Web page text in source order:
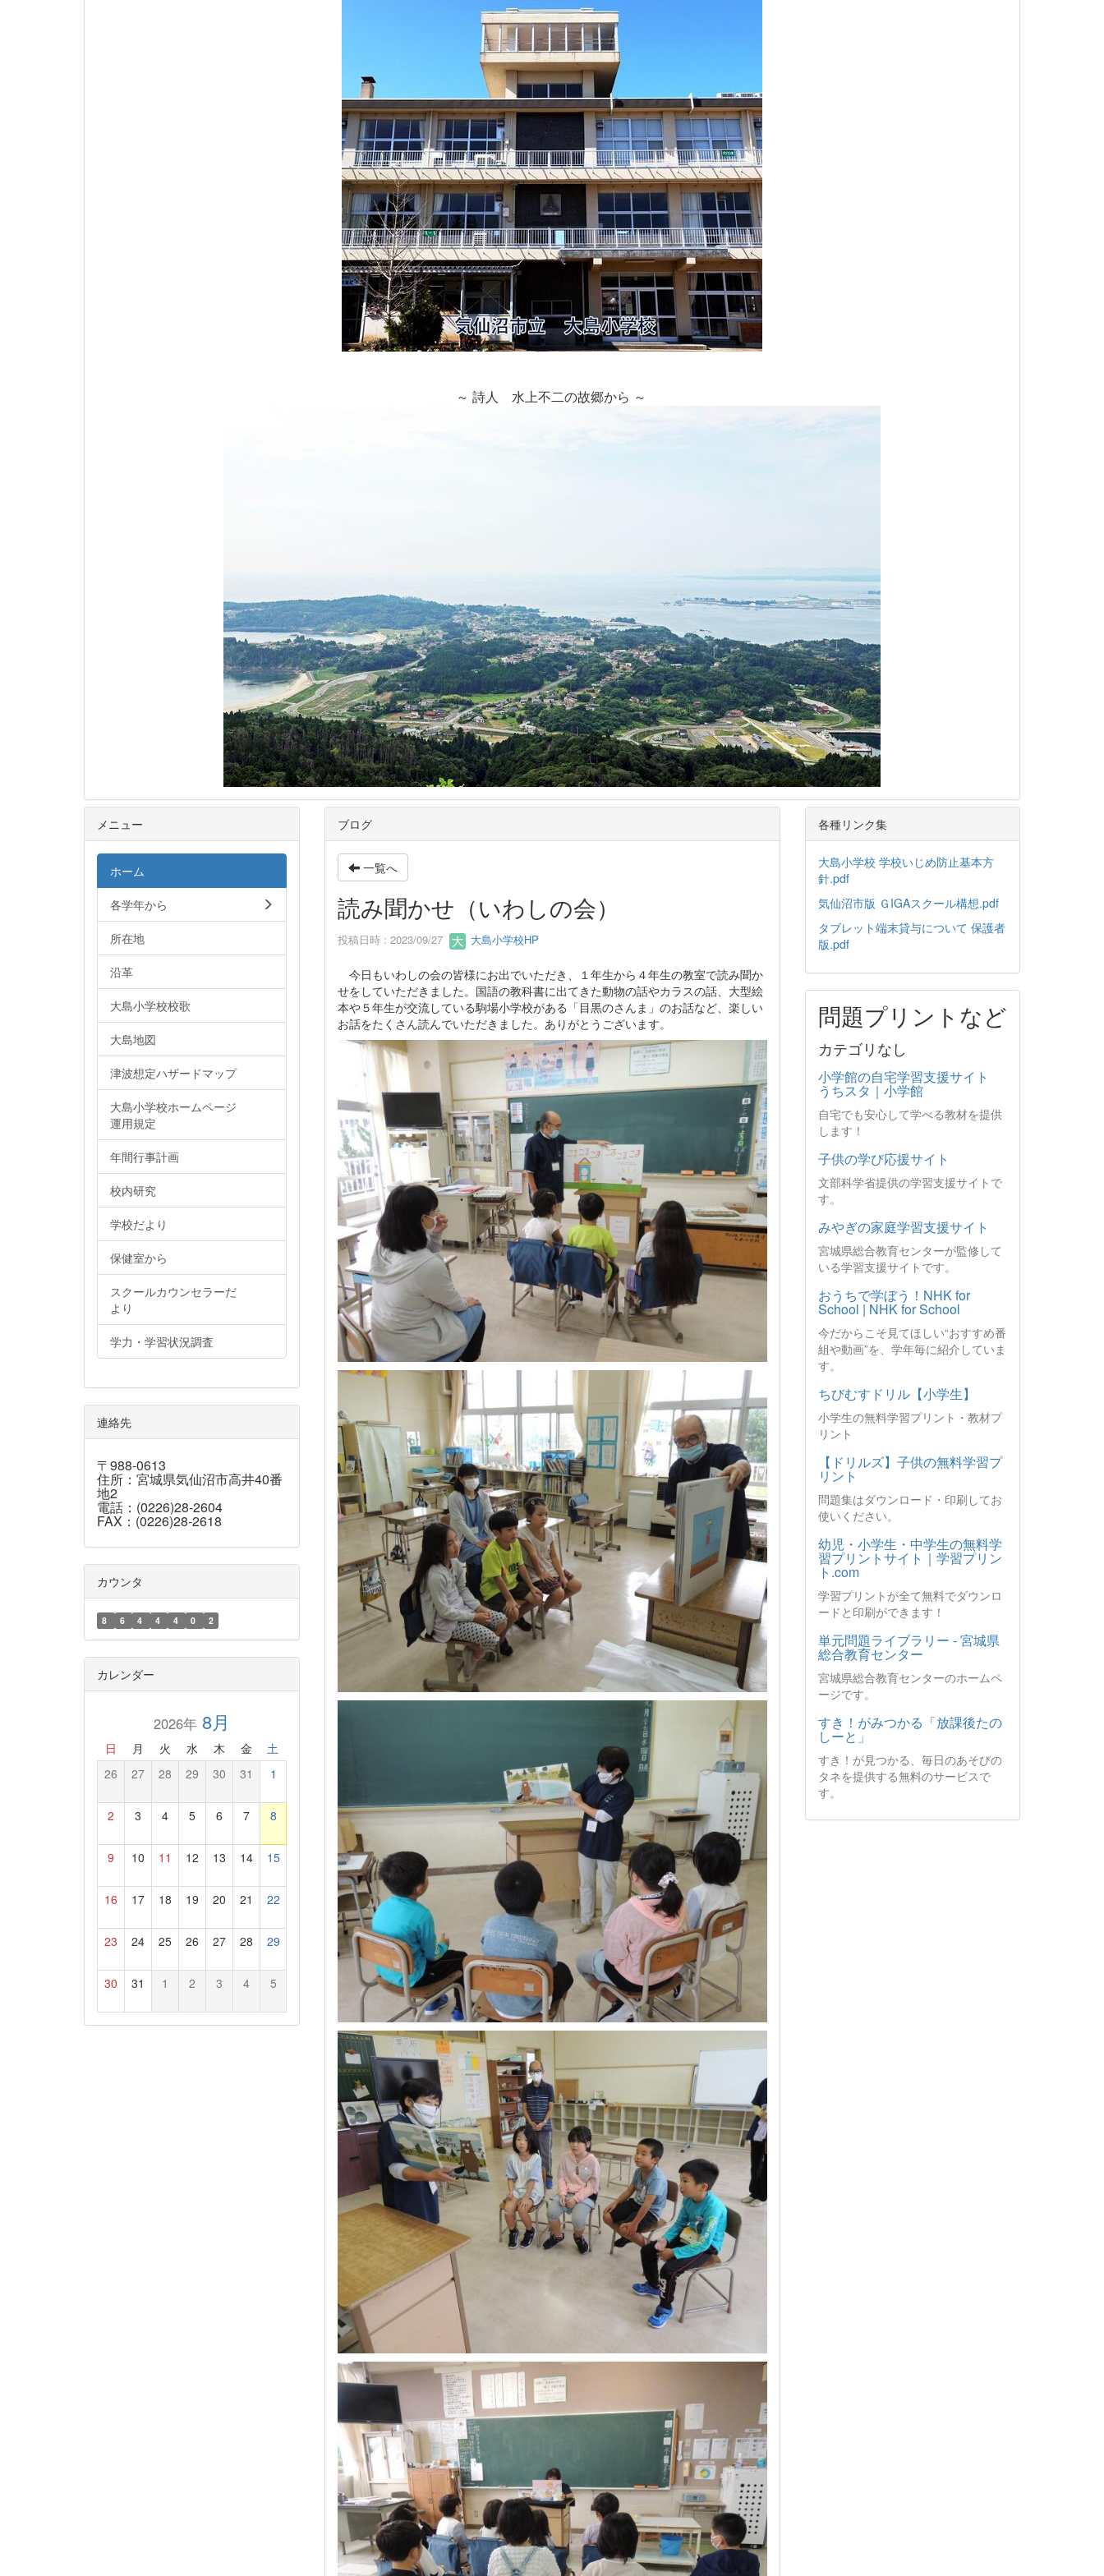
～ 詩人 水上不二の故郷から ～
ブログ
一覧へ
読み聞かせ（いわしの会）
投稿日時 : 2023/09/27 大島小学校HP
今日もいわしの会の皆様にお出でいただき、１年生から４年生の教室で読み聞か
せをしていただきました。国語の教科書に出てきた動物の話やカラスの話、大型絵
本や５年生が交流している駒場小学校がある「目黒のさんま」のお話など、楽しい
お話をたくさん読んでいただきました。ありがとうございます。
メニュー
ホーム
各学年から
所在地
沿革
大島小学校校歌
大島地図
津波想定ハザードマップ
大島小学校ホームページ
運用規定
年間行事計画
校内研究
学校だより
保健室から
スクールカウンセラーだ
より
学力・学習状況調査
連絡先
〒988-0613
住所：宮城県気仙沼市高井40番
地2
電話：(0226)28-2604
FAX：(0226)28-2618
カウンタ
8 6 4 4 4 0 2
カレンダー
2026年8月
日 月 火 水 木 金 土
26 27 28 29 30 31 1
2 3 4 5 6 7 8
9 10 11 12 13 14 15
16 17 18 19 20 21 22
23 24 25 26 27 28 29
30 31 1 2 3 4 5
各種リンク集
大島小学校 学校いじめ防止基本方
針.pdf
気仙沼市版 ＧIGAスクール構想.pdf
タブレット端末貸与について 保護者
版.pdf
問題プリントなど
カテゴリなし
小学館の自宅学習支援サイト
うちスタ｜小学館
自宅でも安心して学べる教材を提供
します！
子供の学び応援サイト
文部科学省提供の学習支援サイトで
す。
みやぎの家庭学習支援サイト
宮城県総合教育センターが監修して
いる学習支援サイトです。
おうちで学ぼう！NHK for
School | NHK for School
今だからこそ見てほしい“おすすめ番
組や動画”を、学年毎に紹介していま
す。
ちびむすドリル【小学生】
小学生の無料学習プリント・教材プ
リント
【ドリルズ】子供の無料学習プ
リント
問題集はダウンロード・印刷してお
使いください。
幼児・小学生・中学生の無料学
習プリントサイト｜学習プリン
ト.com
学習プリントが全て無料でダウンロ
ードと印刷ができます！
単元問題ライブラリー - 宮城県
総合教育センター
宮城県総合教育センターのホームペ
ージです。
すき！がみつかる「放課後たの
しーと」
すき！が見つかる、毎日のあそびの
タネを提供する無料のサービスで
す。